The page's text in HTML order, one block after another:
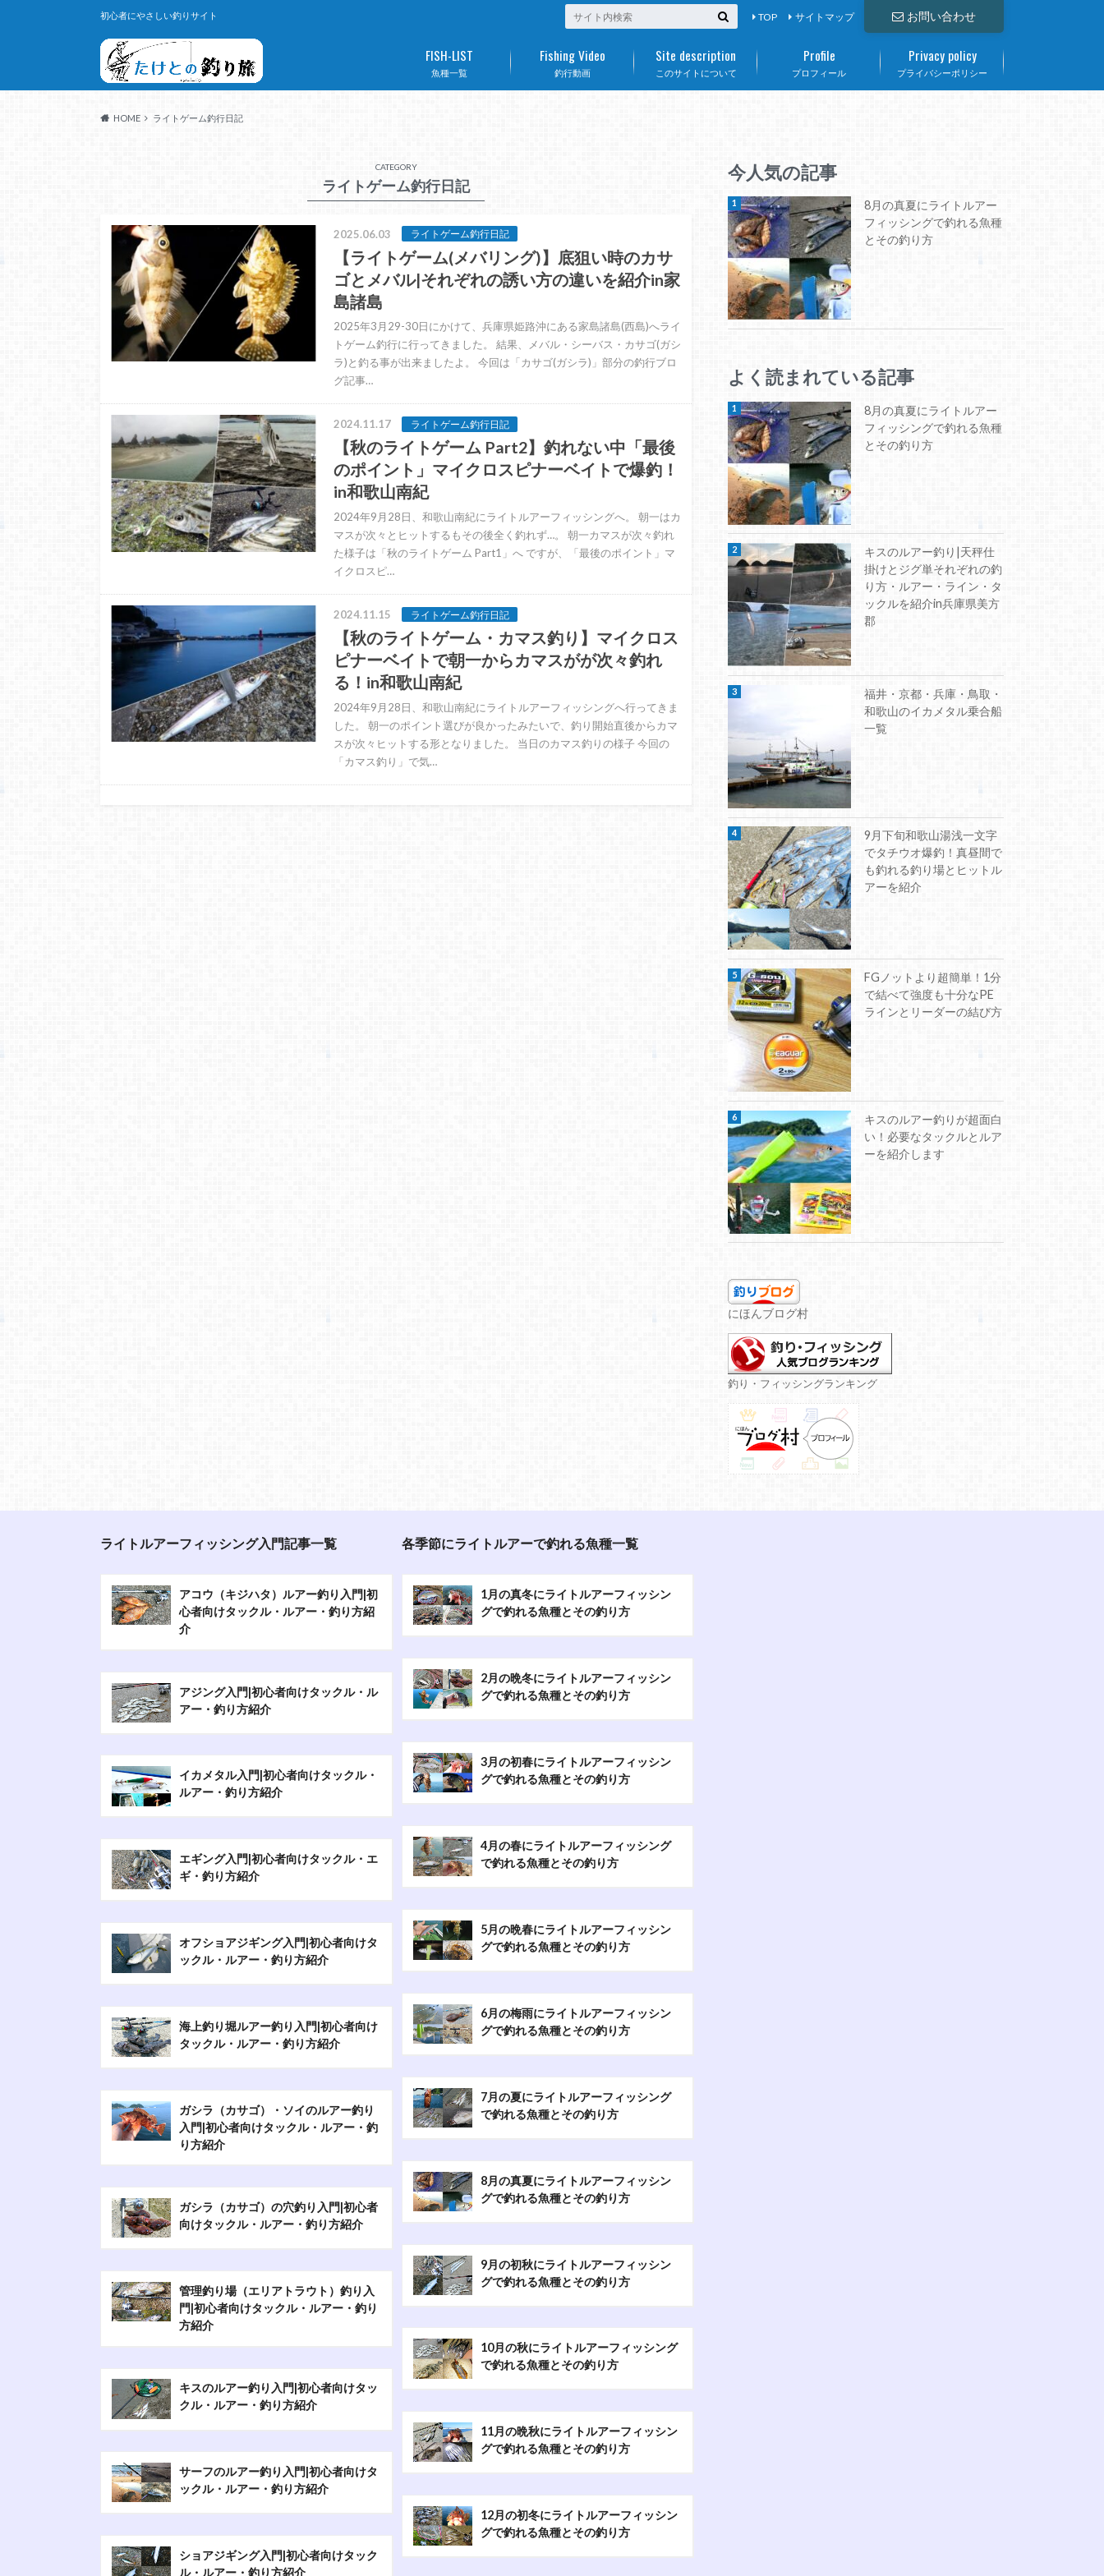
初心者にやさしい釣りサイト お問い合わせ
TOP サイトマップ
魚種一覧
FISH-LIST
釣行動画
Fishing Video
このサイトについて
Site description
プロフィール
Profile
プライバシーポリシー
Privacy policy
HOME ライトゲーム釣行日記
CATEGORY
ライトゲーム釣行日記
2025.06.03 ライトゲーム釣行日記
【ライトゲーム(メバリング)】底狙い時のカサ
ゴとメバル|それぞれの誘い方の違いを紹介in家
島諸島
2025年3月29-30日にかけて、兵庫県姫路沖にある家島諸島(西島)へライ
トゲーム釣行に行ってきました。 結果、メバル・シーバス・カサゴ(ガシ
ラ)と釣る事が出来ましたよ。 今回は「カサゴ(ガシラ)」部分の釣行ブロ
グ記事…
2024.11.17 ライトゲーム釣行日記
【秋のライトゲーム Part2】釣れない中「最後
のポイント」マイクロスピナーベイトで爆釣！
in和歌山南紀
2024年9月28日、和歌山南紀にライトルアーフィッシングへ。 朝一はカ
マスが次々とヒットするもその後全く釣れず…。 朝一カマスが次々釣れ
た様子は「秋のライトゲーム Part1」へ ですが、「最後のポイント」マ
イクロスピ…
2024.11.15 ライトゲーム釣行日記
【秋のライトゲーム・カマス釣り】マイクロス
ピナーベイトで朝一からカマスがが次々釣れ
る！in和歌山南紀
2024年9月28日、和歌山南紀にライトルアーフィッシングへ行ってきま
した。 朝一のポイント選びが良かったみたいで、釣り開始直後からカマ
スが次々ヒットする形となりました。 当日のカマス釣りの様子 今回の
「カマス釣り」で気…
今人気の記事
8月の真夏にライトルアー
フィッシングで釣れる魚種
とその釣り方
よく読まれている記事
8月の真夏にライトルアー
フィッシングで釣れる魚種
とその釣り方
キスのルアー釣り|天秤仕
掛けとジグ単それぞれの釣
り方・ルアー・ライン・タ
ックルを紹介in兵庫県美方
郡
福井・京都・兵庫・鳥取・
和歌山のイカメタル乗合船
一覧
9月下旬和歌山湯浅一文字
でタチウオ爆釣！真昼間で
も釣れる釣り場とヒットル
アーを紹介
FGノットより超簡単！1分
で結べて強度も十分なPE
ラインとリーダーの結び方
キスのルアー釣りが超面白
い！必要なタックルとルア
ーを紹介します
にほんブログ村
釣り・フィッシングランキング
ライトルアーフィッシング入門記事一覧
アコウ（キジハタ）ルアー釣り入門|初
心者向けタックル・ルアー・釣り方紹
介
アジング入門|初心者向けタックル・ル
アー・釣り方紹介
イカメタル入門|初心者向けタックル・
ルアー・釣り方紹介
エギング入門|初心者向けタックル・エ
ギ・釣り方紹介
オフショアジギング入門|初心者向けタ
ックル・ルアー・釣り方紹介
海上釣り堀ルアー釣り入門|初心者向け
タックル・ルアー・釣り方紹介
ガシラ（カサゴ）・ソイのルアー釣り
入門|初心者向けタックル・ルアー・釣
り方紹介
ガシラ（カサゴ）の穴釣り入門|初心者
向けタックル・ルアー・釣り方紹介
管理釣り場（エリアトラウト）釣り入
門|初心者向けタックル・ルアー・釣り
方紹介
キスのルアー釣り入門|初心者向けタッ
クル・ルアー・釣り方紹介
サーフのルアー釣り入門|初心者向けタ
ックル・ルアー・釣り方紹介
ショアジギング入門|初心者向けタック
ル・ルアー・釣り方紹介
各季節にライトルアーで釣れる魚種一覧
1月の真冬にライトルアーフィッシン
グで釣れる魚種とその釣り方
2月の晩冬にライトルアーフィッシン
グで釣れる魚種とその釣り方
3月の初春にライトルアーフィッシン
グで釣れる魚種とその釣り方
4月の春にライトルアーフィッシング
で釣れる魚種とその釣り方
5月の晩春にライトルアーフィッシン
グで釣れる魚種とその釣り方
6月の梅雨にライトルアーフィッシン
グで釣れる魚種とその釣り方
7月の夏にライトルアーフィッシング
で釣れる魚種とその釣り方
8月の真夏にライトルアーフィッシン
グで釣れる魚種とその釣り方
9月の初秋にライトルアーフィッシン
グで釣れる魚種とその釣り方
10月の秋にライトルアーフィッシング
で釣れる魚種とその釣り方
11月の晩秋にライトルアーフィッシン
グで釣れる魚種とその釣り方
12月の初冬にライトルアーフィッシン
グで釣れる魚種とその釣り方